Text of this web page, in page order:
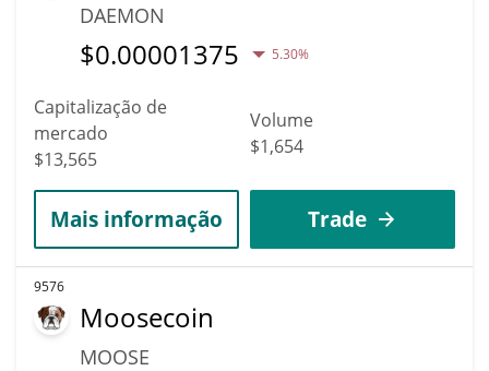
DAEMON
$0.00001375 5.30%
Capitalização de
mercado
$13,565
Volume
$1,654
Mais informação Trade
9576
Moosecoin
MOOSE